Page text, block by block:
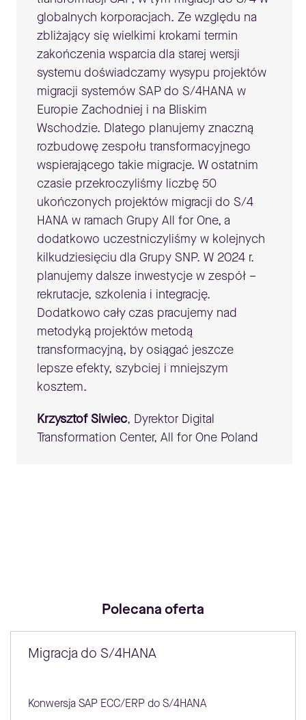
globalnych korporacjach. Ze względu na
zbliżający się wielkimi krokami termin
zakończenia wsparcia dla starej wersji
systemu doświadczamy wysypu projektów
migracji systemów SAP do S/4HANA w
Europie Zachodniej i na Bliskim
Wschodzie. Dlatego planujemy znaczną
rozbudowę zespołu transformacyjnego
wspierającego takie migracje. W ostatnim
czasie przekroczyliśmy liczbę 50
ukończonych projektów migracji do S/4
HANA w ramach Grupy All for One, a
dodatkowo uczestniczyliśmy w kolejnych
kilkudziesięciu dla Grupy SNP. W 2024 r.
planujemy dalsze inwestycje w zespół –
rekrutacje, szkolenia i integrację.
Dodatkowo cały czas pracujemy nad
metodyką projektów metodą
transformacyjną, by osiągać jeszcze
lepsze efekty, szybciej i mniejszym
kosztem.
Krzysztof Siwiec, Dyrektor Digital
Transformation Center, All for One Poland
Polecana oferta
Migracja do S/4HANA
Konwersja SAP ECC/ERP do S/4HANA